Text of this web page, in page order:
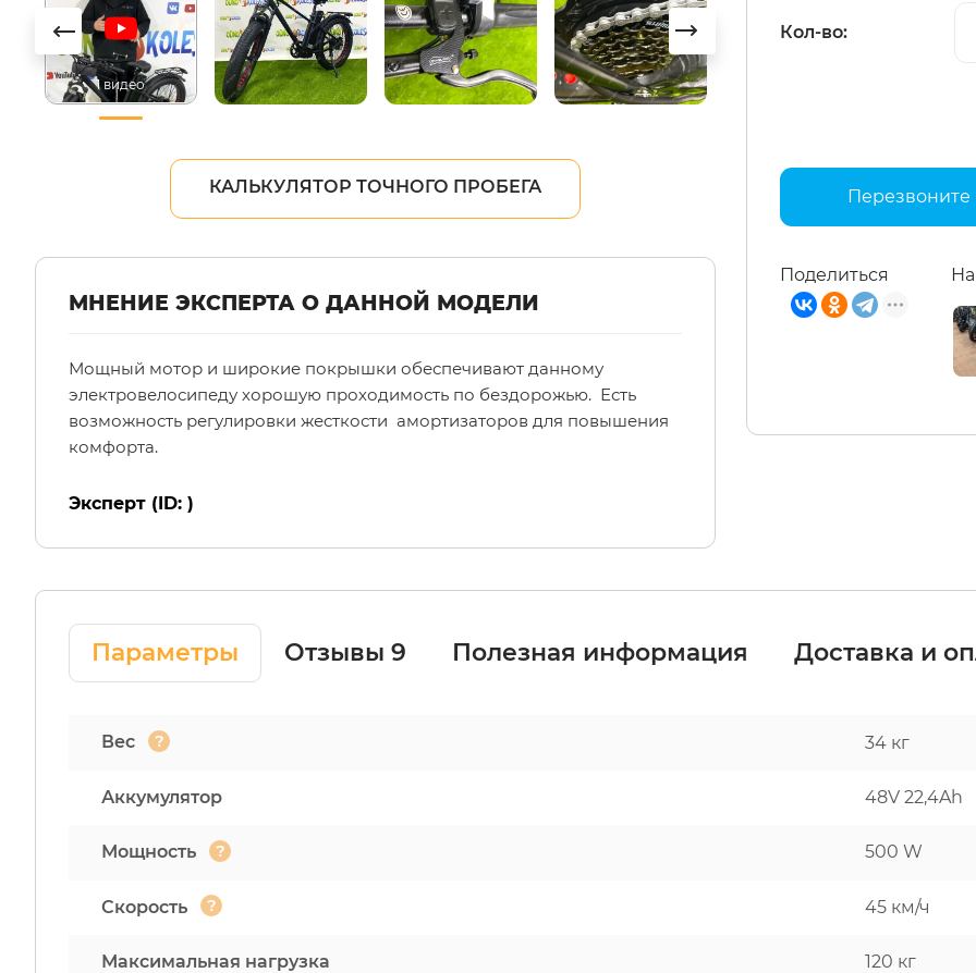
1видео
КАЛЬКУЛЯТОР ТОЧНОГО ПРОБЕГА
МНЕНИЕ ЭКСПЕРТА О ДАННОЙ МОДЕЛИ
Мощный мотор и широкие покрышки обеспечивают данному
электровелосипеду хорошую проходимость по бездорожью. Есть
возможность регулировки жесткости амортизаторов для повышения
комфорта.
Эксперт (ID: )
Кол-во:
Поделиться
Параметры Отзывы 9 Полезная информация Доставка и
Вес ? 34 кг
Аккумулятор 48V 22,4Ah
Мощность ? 500 W
Скорость ? 45 км/ч
Максимальная нагрузка 120 кг